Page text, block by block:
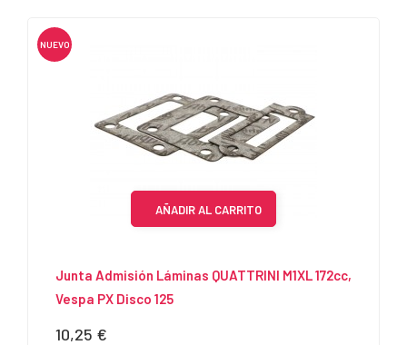
NUEVO
AÑADIR AL CARRITO
Junta Admisión Láminas QUATTRINI M1XL 172cc,
Vespa PX Disco 125
Precio
10,25 €